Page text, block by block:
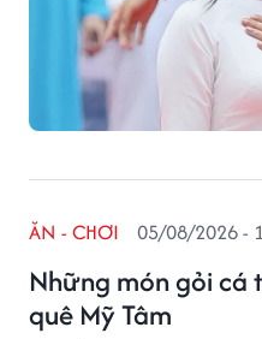
Những món gỏi
quê Mỹ Tâm
ĂN - CHƠI 05/08/2026 -